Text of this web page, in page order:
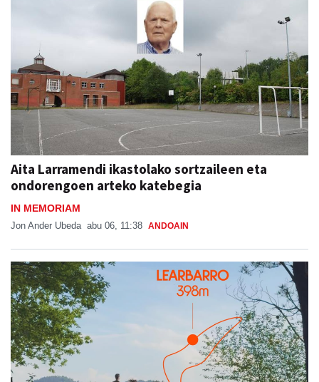
Aita Larramendi ikastolako sortzaileen eta
ondorengoen arteko katebegia
IN MEMORIAM
Jon Ander Ubeda abu 06, 11:38 ANDOAIN